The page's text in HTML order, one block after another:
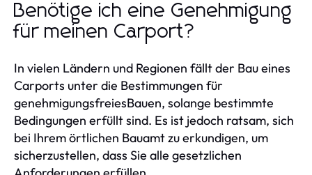
Benötige ich eine Genehmigung
für meinen Carport?
In vielen Ländern und Regionen fällt der Bau eines
Carports unter die Bestimmungen für
genehmigungsfreiesBauen, solange bestimmte
Bedingungen erfüllt sind. Es ist jedoch ratsam, sich
bei Ihrem örtlichen Bauamt zu erkundigen, um
sicherzustellen, dass Sie alle gesetzlichen